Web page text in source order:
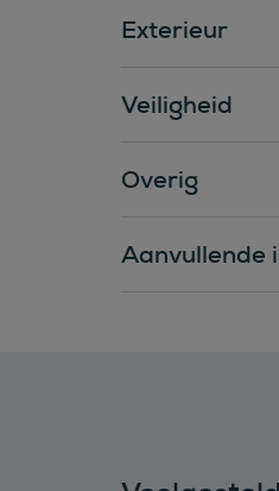
Exterieur
Veiligheid
Overig
Aanvullende